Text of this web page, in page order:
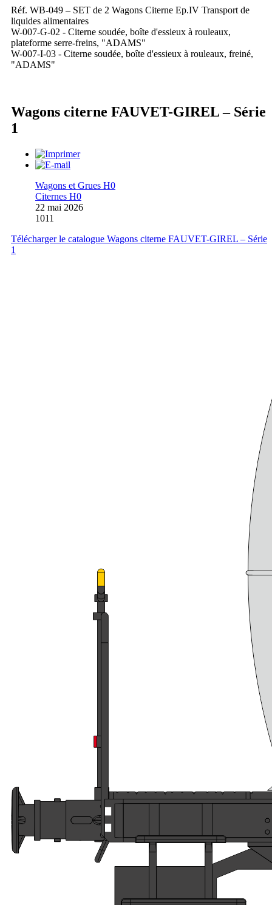
Réf. WB-049 – SET de 2 Wagons Citerne Ep.IV Transport de
liquides alimentaires
W-007-G-02 - Citerne soudée, boîte d'essieux à rouleaux,
plateforme serre-freins, "ADAMS"
W-007-I-03 - Citerne soudée, boîte d'essieux à rouleaux, freiné,
"ADAMS"
Wagons citerne FAUVET-GIREL – Série
1
Wagons et Grues H0
Citernes H0
22 mai 2026
1011
Télécharger le catalogue Wagons citerne FAUVET-GIREL – Série
1